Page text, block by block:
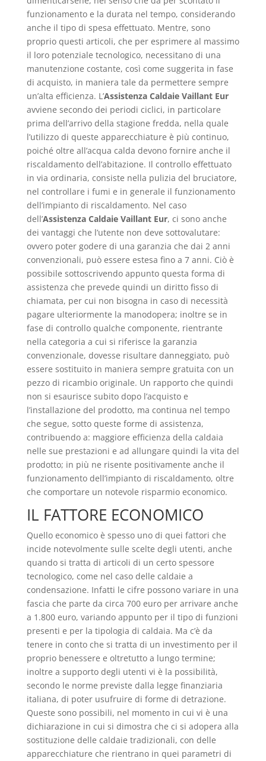
funzionamento e la durata nel tempo, considerando
anche il tipo di spesa effettuato. Mentre, sono
proprio questi articoli, che per esprimere al massimo
il loro potenziale tecnologico, necessitano di una
manutenzione costante, così come suggerita in fase
di acquisto, in maniera tale da permettere sempre
un’alta efficienza. L’Assistenza Caldaie Vaillant Eur
avviene secondo dei periodi ciclici, in particolare
prima dell’arrivo della stagione fredda, nella quale
l’utilizzo di queste apparecchiature è più continuo,
poiché oltre all’acqua calda devono fornire anche il
riscaldamento dell’abitazione. Il controllo effettuato
in via ordinaria, consiste nella pulizia del bruciatore,
nel controllare i fumi e in generale il funzionamento
dell’impianto di riscaldamento. Nel caso
dell’Assistenza Caldaie Vaillant Eur, ci sono anche
dei vantaggi che l’utente non deve sottovalutare:
ovvero poter godere di una garanzia che dai 2 anni
convenzionali, può essere estesa fino a 7 anni. Ciò è
possibile sottoscrivendo appunto questa forma di
assistenza che prevede quindi un diritto fisso di
chiamata, per cui non bisogna in caso di necessità
pagare ulteriormente la manodopera; inoltre se in
fase di controllo qualche componente, rientrante
nella categoria a cui si riferisce la garanzia
convenzionale, dovesse risultare danneggiato, può
essere sostituito in maniera sempre gratuita con un
pezzo di ricambio originale. Un rapporto che quindi
non si esaurisce subito dopo l’acquisto e
l’installazione del prodotto, ma continua nel tempo
che segue, sotto queste forme di assistenza,
contribuendo a: maggiore efficienza della caldaia
nelle sue prestazioni e ad allungare quindi la vita del
prodotto; in più ne risente positivamente anche il
funzionamento dell’impianto di riscaldamento, oltre
che comportare un notevole risparmio economico.
IL FATTORE ECONOMICO
Quello economico è spesso uno di quei fattori che
incide notevolmente sulle scelte degli utenti, anche
quando si tratta di articoli di un certo spessore
tecnologico, come nel caso delle caldaie a
condensazione. Infatti le cifre possono variare in una
fascia che parte da circa 700 euro per arrivare anche
a 1.800 euro, variando appunto per il tipo di funzioni
presenti e per la tipologia di caldaia. Ma c’è da
tenere in conto che si tratta di un investimento per il
proprio benessere e oltretutto a lungo termine;
inoltre a supporto degli utenti vi è la possibilità,
secondo le norme previste dalla legge finanziaria
italiana, di poter usufruire di forme di detrazione.
Queste sono possibili, nel momento in cui vi è una
dichiarazione in cui si dimostra che ci si adopera alla
sostituzione delle caldaie tradizionali, con delle
apparecchiature che rientrano in quei parametri di